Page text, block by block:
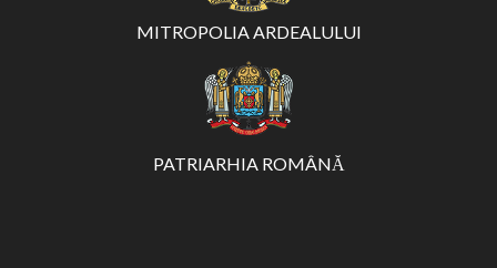
MITROPOLIA ARDEALULUI
PATRIARHIA ROMÂNĂ